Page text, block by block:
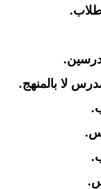
.
.
لا بالمنهج.
.
.
.
.